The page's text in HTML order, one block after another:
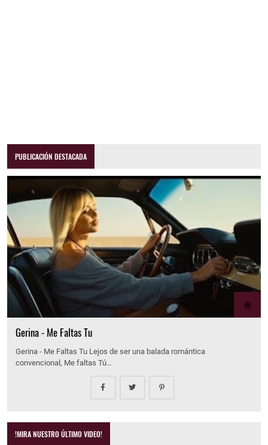
PUBLICACIÓN DESTACADA
Gerina - Me Faltas Tu
Gerina - Me Faltas Tu Lejos de ser una balada romántica
convencional, Me faltas Tú…
!MIRA NUESTRO ÚLTIMO VIDEO!